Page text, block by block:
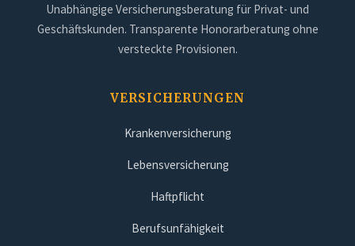
Unabhängige Versicherungsberatung für Privat- und
Geschäftskunden. Transparente Honorarberatung ohne
versteckte Provisionen.
VERSICHERUNGEN
Krankenversicherung
Lebensversicherung
Haftpflicht
Berufsunfähigkeit